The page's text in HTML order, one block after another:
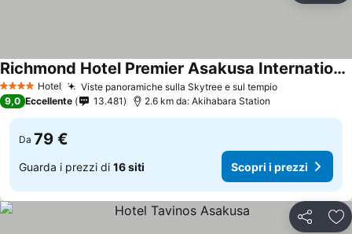
4 Stelle Hotel Viste panoramiche sulla Skytree e sul tempio
Richmond Hotel Premier Asakusa International
9,0 Eccellente 13.481 2.6 km da: Akihabara Station
Da 79 €
Guarda i prezzi di 16 siti Scopri i prezzi
Condividi